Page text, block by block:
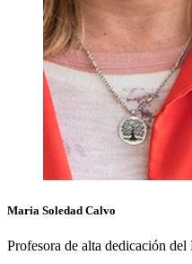
Maria Soledad Calvo
Profesora de alta dedicación